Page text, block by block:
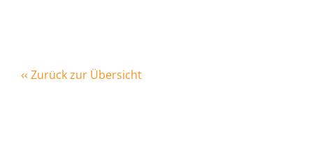
‹‹ Zurück zur Übersicht